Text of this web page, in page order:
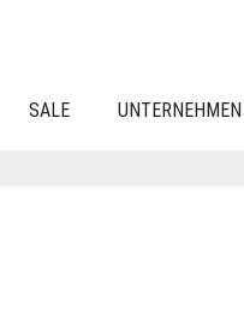
SALE UNTERNEHMEN